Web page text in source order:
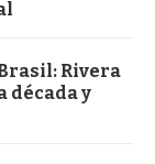
Rivera
década y